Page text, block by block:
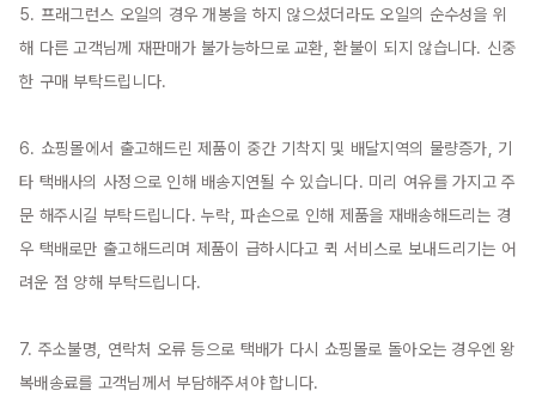
5. 프래그런스 오일의 경우 개봉을 하지 않으셨더라도 오일의 순수성을 위
해 다른 고객님께 재판매가 불가능하므로 교환, 환불이 되지 않습니다. 신중
한 구매 부탁드립니다.
6. 쇼핑몰에서 출고해드린 제품이 중간 기착지 및 배달지역의 물량증가, 기
타 택배사의 사정으로 인해 배송지연될 수 있습니다. 미리 여유를 가지고 주
문 해주시길 부탁드립니다. 누락, 파손으로 인해 제품을 재배송해드리는 경
우 택배로만 출고해드리며 제품이 급하시다고 퀵 서비스로 보내드리기는 어
려운 점 양해 부탁드립니다.
7. 주소불명, 연락처 오류 등으로 택배가 다시 쇼핑몰로 돌아오는 경우엔 왕
복배송료를 고객님께서 부담해주셔야 합니다.